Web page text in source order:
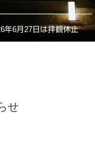
年6月27日は拝観休止
せ